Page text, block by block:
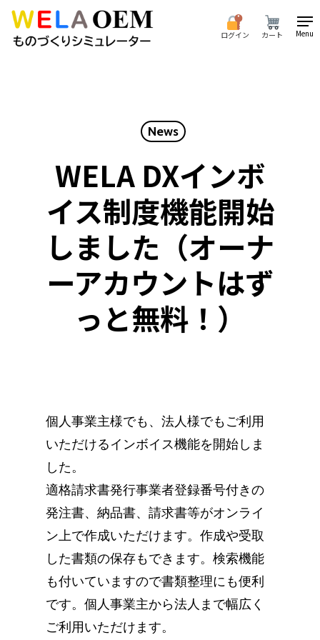
Skip
ログイン カート Menu
News
WELA DXインボ
イス制度機能開始
しました（オーナ
ーアカウントはず
っと無料！）
個人事業主様でも、法人様でもご利用
いただけるインボイス機能を開始しま
した。
適格請求書発行事業者登録番号付きの
発注書、納品書、請求書等がオンライ
ン上で作成いただけます。作成や受取
した書類の保存もできます。検索機能
も付いていますので書類整理にも便利
です。個人事業主から法人まで幅広く
ご利用いただけます。